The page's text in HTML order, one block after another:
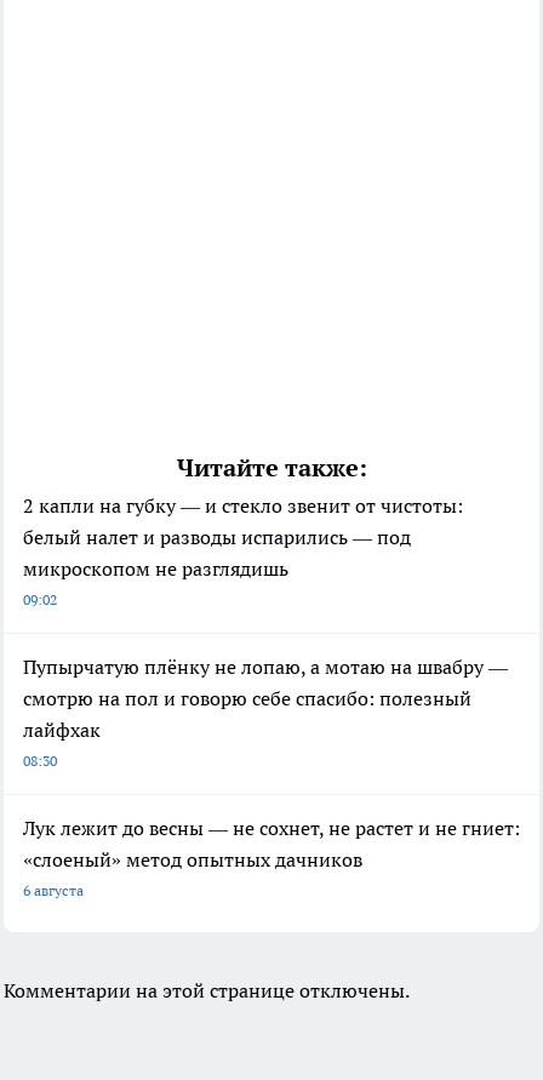
Читайте также:
2 капли на губку — и стекло звенит от чистоты:
белый налет и разводы испарились — под
микроскопом не разглядишь
09:02
Пупырчатую плёнку не лопаю, а мотаю на швабру —
смотрю на пол и говорю себе спасибо: полезный
лайфхак
08:30
Лук лежит до весны — не сохнет, не растет и не гниет:
«слоеный» метод опытных дачников
6 августа
Комментарии на этой странице отключены.